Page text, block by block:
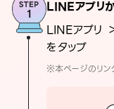
LINEアプリ
LINEアプリ
をタップ
※本ページのリン